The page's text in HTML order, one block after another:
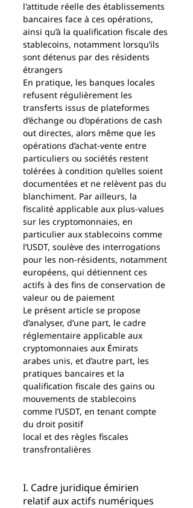
l'attitude réelle des établissements
bancaires face à ces opérations,
ainsi qu’à la qualification fiscale des
stablecoins, notamment lorsqu’ils
sont détenus par des résidents
étrangers
En pratique, les banques locales
refusent régulièrement les
transferts issus de plateformes
d’échange ou d’opérations de cash
out directes, alors même que les
opérations d’achat-vente entre
particuliers ou sociétés restent
tolérées à condition qu’elles soient
documentées et ne relèvent pas du
blanchiment. Par ailleurs, la
fiscalité applicable aux plus-values
sur les cryptomonnaies, en
particulier aux stablecoins comme
l’USDT, soulève des interrogations
pour les non-résidents, notamment
européens, qui détiennent ces
actifs à des fins de conservation de
valeur ou de paiement
Le présent article se propose
d’analyser, d’une part, le cadre
réglementaire applicable aux
cryptomonnaies aux Émirats
arabes unis, et d’autre part, les
pratiques bancaires et la
qualification fiscale des gains ou
mouvements de stablecoins
comme l’USDT, en tenant compte
du droit positif
local et des règles fiscales
transfrontalières
I. Cadre juridique émirien
relatif aux actifs numériques